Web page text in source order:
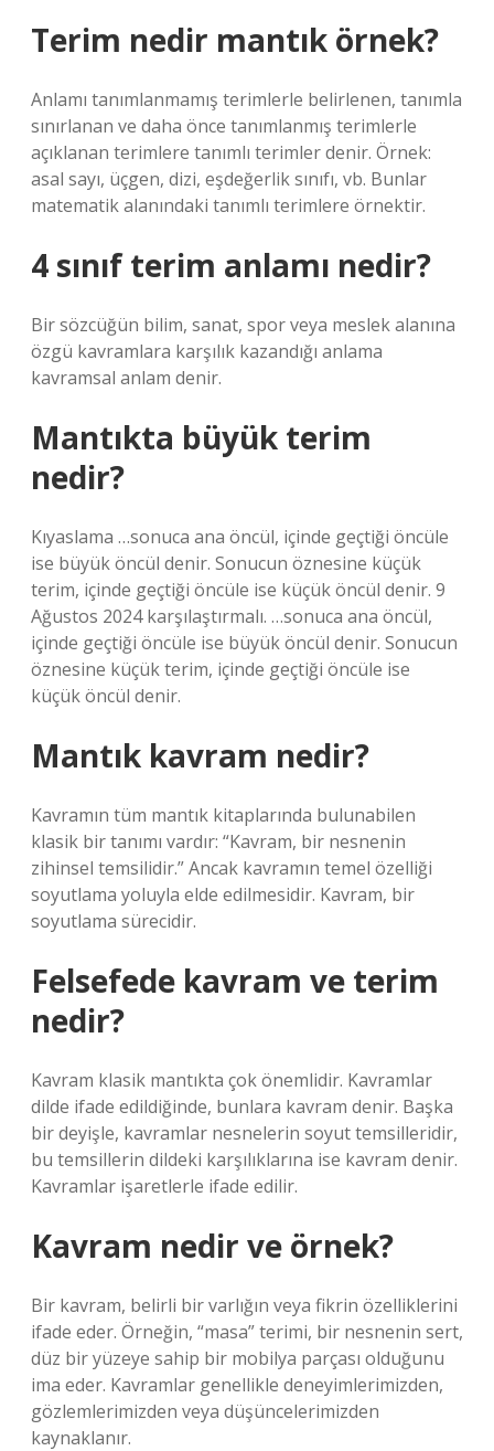
Terim nedir mantık örnek?
Anlamı tanımlanmamış terimlerle belirlenen, tanımla
sınırlanan ve daha önce tanımlanmış terimlerle
açıklanan terimlere tanımlı terimler denir. Örnek:
asal sayı, üçgen, dizi, eşdeğerlik sınıfı, vb. Bunlar
matematik alanındaki tanımlı terimlere örnektir.
4 sınıf terim anlamı nedir?
Bir sözcüğün bilim, sanat, spor veya meslek alanına
özgü kavramlara karşılık kazandığı anlama
kavramsal anlam denir.
Mantıkta büyük terim
nedir?
Kıyaslama …sonuca ana öncül, içinde geçtiği öncüle
ise büyük öncül denir. Sonucun öznesine küçük
terim, içinde geçtiği öncüle ise küçük öncül denir. 9
Ağustos 2024 karşılaştırmalı. …sonuca ana öncül,
içinde geçtiği öncüle ise büyük öncül denir. Sonucun
öznesine küçük terim, içinde geçtiği öncüle ise
küçük öncül denir.
Mantık kavram nedir?
Kavramın tüm mantık kitaplarında bulunabilen
klasik bir tanımı vardır: “Kavram, bir nesnenin
zihinsel temsilidir.” Ancak kavramın temel özelliği
soyutlama yoluyla elde edilmesidir. Kavram, bir
soyutlama sürecidir.
Felsefede kavram ve terim
nedir?
Kavram klasik mantıkta çok önemlidir. Kavramlar
dilde ifade edildiğinde, bunlara kavram denir. Başka
bir deyişle, kavramlar nesnelerin soyut temsilleridir,
bu temsillerin dildeki karşılıklarına ise kavram denir.
Kavramlar işaretlerle ifade edilir.
Kavram nedir ve örnek?
Bir kavram, belirli bir varlığın veya fikrin özelliklerini
ifade eder. Örneğin, “masa” terimi, bir nesnenin sert,
düz bir yüzeye sahip bir mobilya parçası olduğunu
ima eder. Kavramlar genellikle deneyimlerimizden,
gözlemlerimizden veya düşüncelerimizden
kaynaklanır.